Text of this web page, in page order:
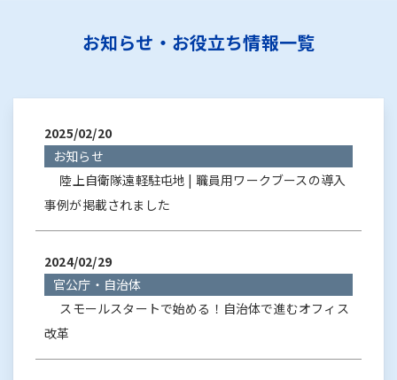
お知らせ・お役立ち情報一覧
2025/02/20
お知らせ
陸上自衛隊遠軽駐屯地 | 職員用ワークブースの導入
事例が掲載されました
2024/02/29
官公庁・自治体
スモールスタートで始める！自治体で進むオフィス
改革